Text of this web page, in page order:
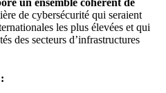
un ensemble cohérent de
de cybersécurité qui seraient
les plus élevées et qui
des secteurs d’infrastructures